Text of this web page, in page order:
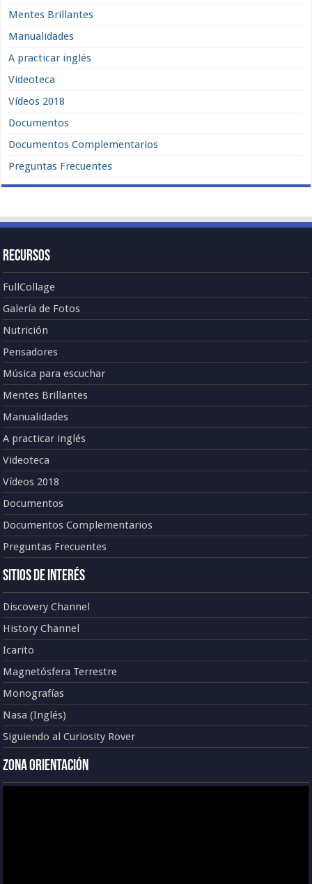
Mentes Brillantes
Manualidades
A practicar inglés
Videoteca
Vídeos 2018
Documentos
Documentos Complementarios
Preguntas Frecuentes
Recursos
FullCollage
Galería de Fotos
Nutrición
Pensadores
Música para escuchar
Mentes Brillantes
Manualidades
A practicar inglés
Videoteca
Vídeos 2018
Documentos
Documentos Complementarios
Preguntas Frecuentes
Sitios de Interés
Discovery Channel
History Channel
Icarito
Magnetósfera Terrestre
Monografías
Nasa (Inglés)
Siguiendo al Curiosity Rover
Zona Orientación